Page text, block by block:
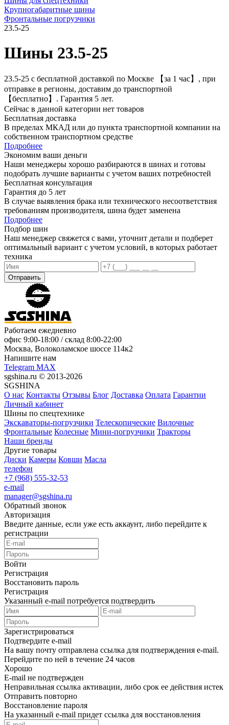
Крупногабаритные шины
Фронтальные погрузчики
23.5-25
Шины 23.5-25
23.5-25 с бесплатной доставкой по Москве 【за 1 час】, при
отправке в регионы, доставим до транспортной
【бесплатно】. Гарантия 5 лет.
Сейчас в данной категории нет товаров
Бесплатная доставка
В пределах МКАД или до пункта транспортной компании на
собственном транспортном средстве
Подробнее
Экономим ваши деньги
Наши менеджеры хорошо разбираются в шинах и готовы
подобрать лучшие варианты с учетом ваших потребностей
Бесплатная консультация
Гарантия до 5 лет
В случае выявления брака или технического несоответствия
требованиям производителя, шина будет заменена
Подробнее
Подбор шин
Наш менеджер свяжется с вами, уточнит детали и подберет
оптимальный вариант с учетом условий, в которых работает
техника
Отправить
Работаем ежедневно
офис 9:00-18:00 / склад 8:00-22:00
Москва, Волоколамское шоссе 114к2
Напишите нам
Telegram MAX
sgshina.ru © 2013-2026
SGSHINA
О нас Контакты Отзывы Блог Доставка Оплата Гарантии
Личный кабинет
Шины по спецтехнике
Экскаваторы-погрузчики Телескопические Вилочные
Фронтальные Колесные Мини-погрузчики Тракторы
Наши бренды
Другие товары
Диски Камеры Ковши Масла
телефон
+7 (968) 555-32-53
e-mail
manager@sgshina.ru
Обратный звонок
Авторизация
Введите данные, если уже есть аккаунт, либо перейдите к
регистрации
Войти
Регистрация
Восстановить пароль
Регистрация
Указанный e-mail потребуется подтвердить
Зарегистрироваться
Подтвердите e-mail
На вашу почту отправлена ссылка для подтверждения e-mail.
Перейдите по ней в течение 24 часов
Хорошо
E-mail не подтвержден
Неправильная ссылка активации, либо срок ее действия истек
Отправить повторно
Восстановление пароля
На указанный e-mail придет ссылка для восстановления